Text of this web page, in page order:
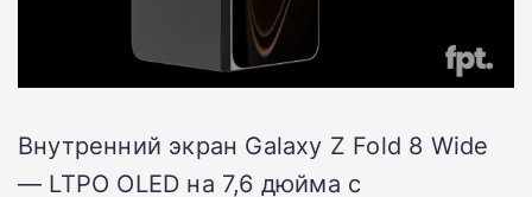
Внутренний экран Galaxy Z Fold 8 Wide
— LTPO OLED на 7,6 дюйма с